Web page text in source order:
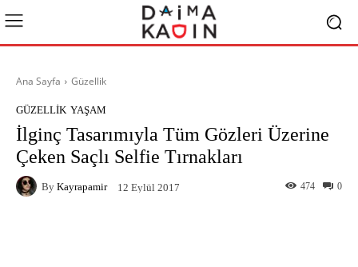
Ana Sayfa Güzellik
GÜZELLIK YAŞAM
İlginç Tasarımıyla Tüm Gözleri Üzerine
Çeken Saçlı Selfie Tırnakları
By Kayrapamir 12 Eylül 2017 0
474